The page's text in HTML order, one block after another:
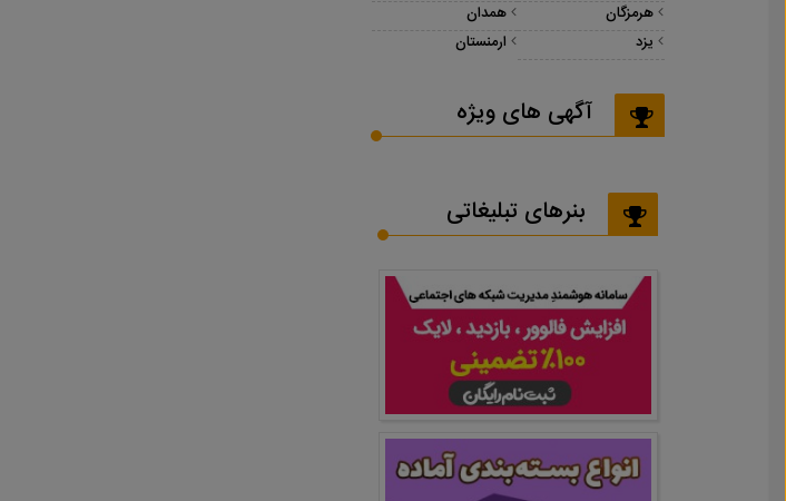
هرمزگان
همدان
یزد
ارمنستان
آگهی های ویژه
بنرهای تبلیغاتی